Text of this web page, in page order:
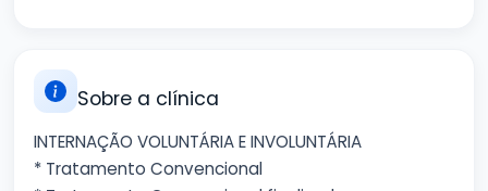
Sobre a clínica
INTERNAÇÃO VOLUNTÁRIA E INVOLUNTÁRIA
* Tratamento Convencional